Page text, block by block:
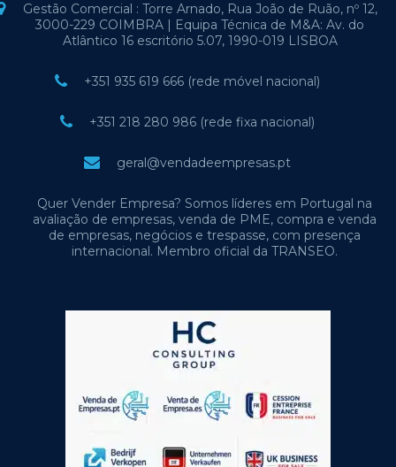
Gestão Comercial : Torre Arnado, Rua João de Ruão, nº 12,
3000-229 COIMBRA | Equipa Técnica de M&A: Av. do
Atlântico 16 escritório 5.07, 1990-019 LISBOA
+351 935 619 666 (rede móvel nacional)
+351 218 280 986 (rede fixa nacional)
geral@vendadeempresas.pt
Quer Vender Empresa? Somos líderes em Portugal na
avaliação de empresas, venda de PME, compra e venda
de empresas, negócios e trespasse, com presença
internacional. Membro oficial da TRANSEO.